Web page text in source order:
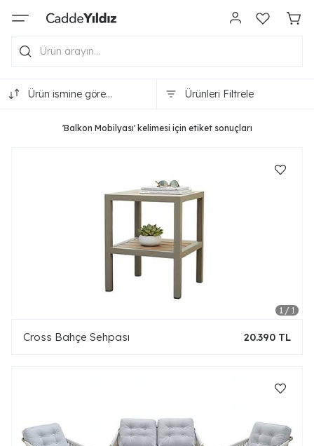
Ürün ismine göre
Ürünleri Filtrele
'Balkon Mobilyası' kelimesi için etiket sonuçları
Cross Bahçe Sehpası 20.390 TL